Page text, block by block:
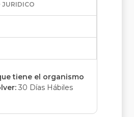
JURIDICO
tiene el organismo
30 Días Hábiles